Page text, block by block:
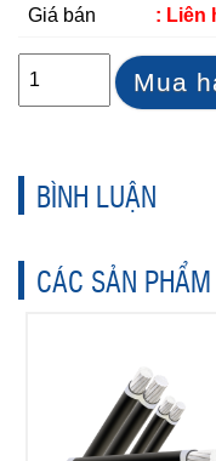
Giá bán : Liên
Mua
BÌNH LUẬN
CÁC SẢN